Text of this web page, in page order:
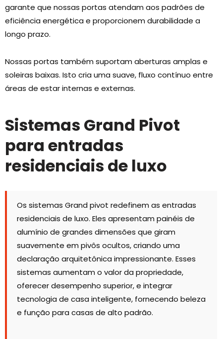
garante que nossas portas atendam aos padrões de
eficiência energética e proporcionem durabilidade a
longo prazo.
Nossas portas também suportam aberturas amplas e
soleiras baixas. Isto cria uma suave, fluxo contínuo entre
áreas de estar internas e externas.
Sistemas Grand Pivot
para entradas
residenciais de luxo
Os sistemas Grand pivot redefinem as entradas
residenciais de luxo. Eles apresentam painéis de
alumínio de grandes dimensões que giram
suavemente em pivôs ocultos, criando uma
declaração arquitetônica impressionante. Esses
sistemas aumentam o valor da propriedade,
oferecer desempenho superior, e integrar
tecnologia de casa inteligente, fornecendo beleza
e função para casas de alto padrão.